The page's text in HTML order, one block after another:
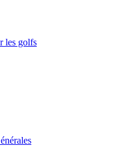
les golfs